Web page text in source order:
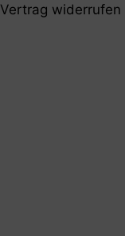
Vertrag widerrufen